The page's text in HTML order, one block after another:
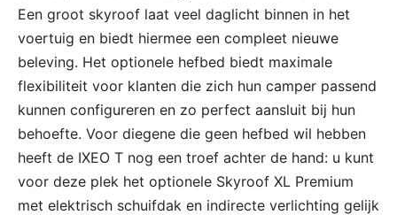
Een groot skyroof laat veel daglicht binnen in het
voertuig en biedt hiermee een compleet nieuwe
beleving. Het optionele hefbed biedt maximale
flexibiliteit voor klanten die zich hun camper passend
kunnen configureren en zo perfect aansluit bij hun
behoefte. Voor diegene die geen hefbed wil hebben
heeft de IXEO T nog een troef achter de hand: u kunt
voor deze plek het optionele Skyroof XL Premium
met elektrisch schuifdak en indirecte verlichting gelijk